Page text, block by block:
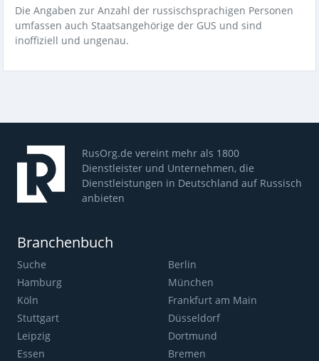
Die Angaben zur Anzahl der russischsprachigen Personen
umfassen auch Staatsangehörige der GUS und sind
inoffiziell und ungenau.
RusOrg.de vereint mehr als 1800
Dienstleister und Unternehmen, die
Dienstleistungen in Deutschland auf Russisch
anbieten
Branchenbuch
Suche
Berlin
Hamburg
München
Köln
Frankfurt am Main
Stuttgart
Düsseldorf
Leipzig
Dortmund
Essen
Bremen